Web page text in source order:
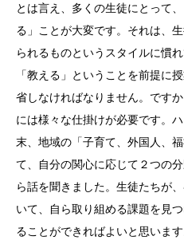
とは言え、多くの生徒にとって
る」ことが大変です。それは、
られるものというスタイルに慣
「教える」ということを前提に
省しなければなりません。です
には様々な仕掛けが必要です。
末、地域の「子育て、外国人、
て、自分の関心に応じて２つの
ら話を聞きました。生徒たちが
いて、自ら取り組める課題を見
ることができればよいと思いま